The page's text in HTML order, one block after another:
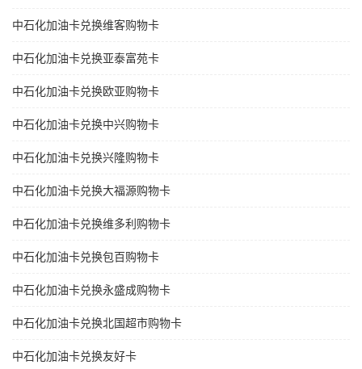
中石化加油卡兑换维客购物卡
中石化加油卡兑换亚泰富苑卡
中石化加油卡兑换欧亚购物卡
中石化加油卡兑换中兴购物卡
中石化加油卡兑换兴隆购物卡
中石化加油卡兑换大福源购物卡
中石化加油卡兑换维多利购物卡
中石化加油卡兑换包百购物卡
中石化加油卡兑换永盛成购物卡
中石化加油卡兑换北国超市购物卡
中石化加油卡兑换友好卡